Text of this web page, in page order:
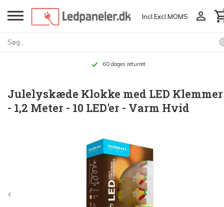
Incl. Excl. MOMS
60 dages returret
Julelyskæde Klokke med LED Klemmer
- 1,2 Meter - 10 LED'er - Varm Hvid